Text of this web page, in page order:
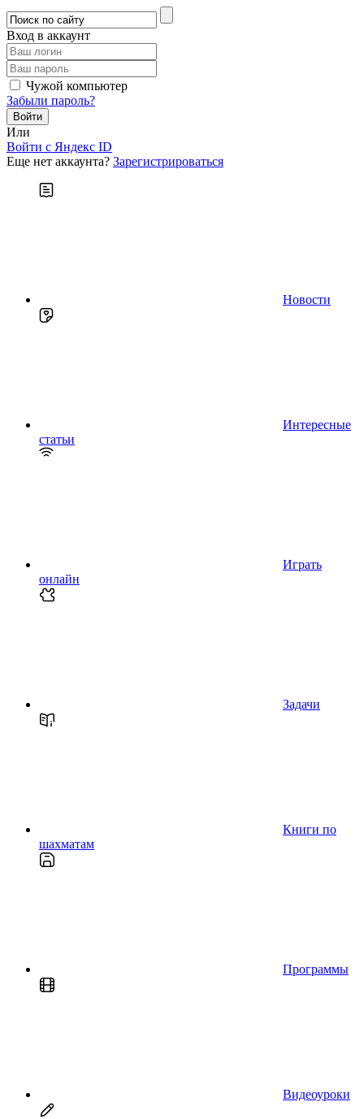
Вход в аккаунт
Чужой компьютер
Забыли пароль?
Или
Войти c Яндекс ID
Еще нет аккаунта? Зарегистрироваться
Новости
Интересные
статьи
Играть
онлайн
Задачи
Книги по
шахматам
Программы
Видеоуроки